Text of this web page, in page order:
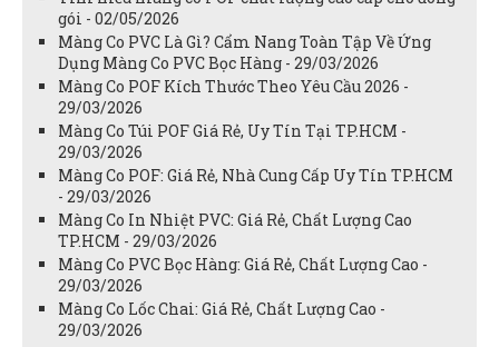
gói - 02/05/2026
Màng Co PVC Là Gì? Cẩm Nang Toàn Tập Về Ứng
Dụng Màng Co PVC Bọc Hàng - 29/03/2026
Màng Co POF Kích Thước Theo Yêu Cầu 2026 -
29/03/2026
Màng Co Túi POF Giá Rẻ, Uy Tín Tại TP.HCM -
29/03/2026
Màng Co POF: Giá Rẻ, Nhà Cung Cấp Uy Tín TP.HCM
- 29/03/2026
Màng Co In Nhiệt PVC: Giá Rẻ, Chất Lượng Cao
TP.HCM - 29/03/2026
Màng Co PVC Bọc Hàng: Giá Rẻ, Chất Lượng Cao -
29/03/2026
Màng Co Lốc Chai: Giá Rẻ, Chất Lượng Cao -
29/03/2026